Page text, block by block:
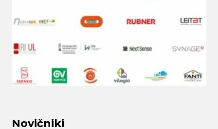
Novičniki